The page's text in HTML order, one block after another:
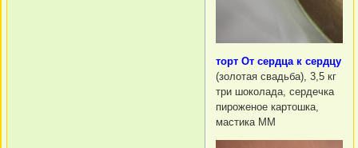
торт От сердца к сердцу
(золотая свадьба), 3,5 кг
три шоколада, сердечка
пироженое картошка,
мастика ММ